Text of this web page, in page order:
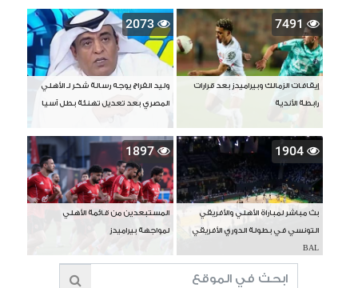
7491
إيقافات الزمالك وبيراميدز بعد قرارات
رابطة الأندية
2073
وليد الفراج يوجه رسالة شكر لـ الأهلي
المصري بعد تعديل تهنئة بطل آسيا
1904
بث مباشر لمباراة الأهلي والأفريقي
التونسي في بطولة الدوري الأفريقي
BAL
1897
المستبعدين من قائمة الأهلي
لمواجهة بيراميدز